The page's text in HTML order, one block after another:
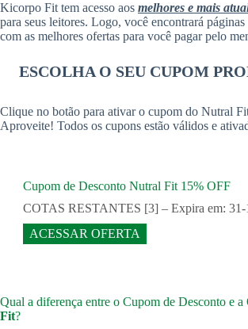
Kicorpo Fit tem acesso aos melhores e mais
para seus leitores. Logo, você encontrará
com as melhores ofertas para você pagar pelo
ESCOLHA O SEU CUPOM
Clique no botão para ativar o cupom do Nutral
Aproveite! Todos os cupons estão válidos e
Cupom de Desconto Nutral Fit 15% OFF
COTAS RESTANTES [3] – Expira em: 31-
ACESSAR OFERTA
Qual a diferença entre o Cupom de Desconto e a
Fit?